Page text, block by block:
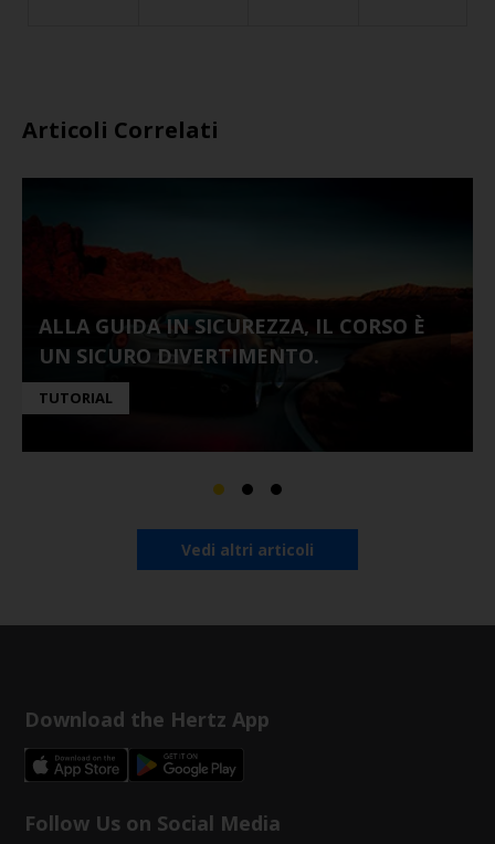
Articoli Correlati
ALLA GUIDA IN SICUREZZA, IL CORSO È
UN SICURO DIVERTIMENTO.
TUTORIAL
Vedi altri articoli
Download the Hertz App
Follow Us on Social Media